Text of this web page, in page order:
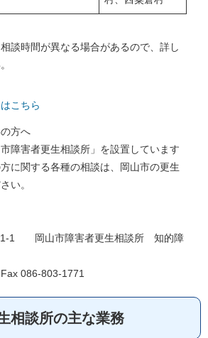
時間が異なる場合があるので、詳し
こちら
方へ
障害者更生相談所」を設置しています
に関する各種の相談は、岡山市の更生
い。
1-1 岡山市障害者更生相談所 知的障
086-803-1771
相談所の主な業務